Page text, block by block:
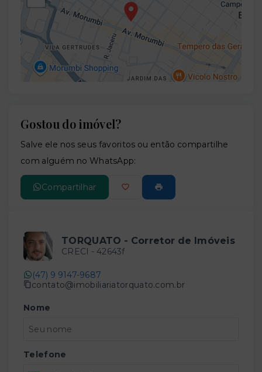
Gostou do imóvel?
Salve ele nos seus favoritos ou então compartilhe
com alguém no WhatsApp:
Compartilhar
TORQUATO - Corretor de Imóveis
CRECI - 42643f
(47) 9 9147-9687
contato@imobiliariatorquato.com.br
Nome
Telefone